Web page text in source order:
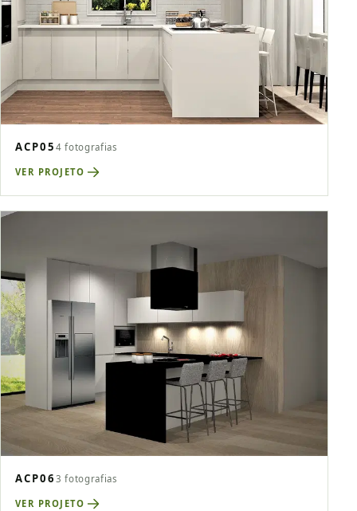
ACP05 4 fotografias
VER PROJETO
ACP06 3 fotografias
VER PROJETO